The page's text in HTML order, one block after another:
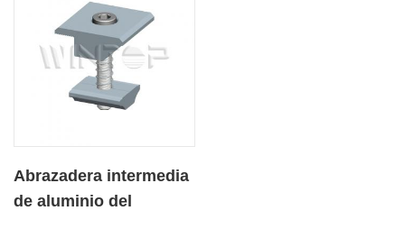
Abrazadera intermedia
de aluminio del